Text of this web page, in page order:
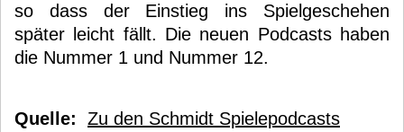
so dass der Einstieg ins Spielgeschehen
später leicht fällt. Die neuen Podcasts haben
die Nummer 1 und Nummer 12.
Quelle: Zu den Schmidt Spielepodcasts